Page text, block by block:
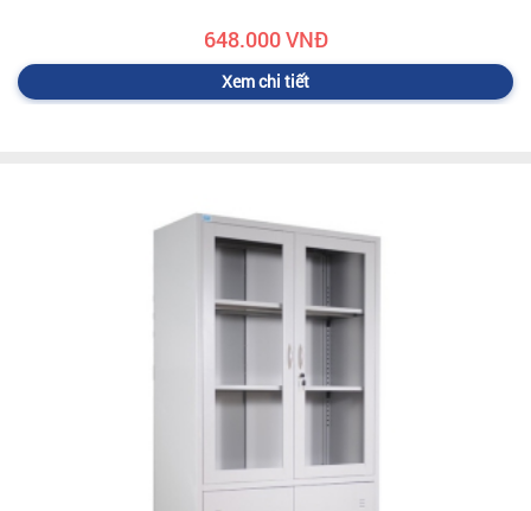
648.000 VNĐ
Xem chi tiết